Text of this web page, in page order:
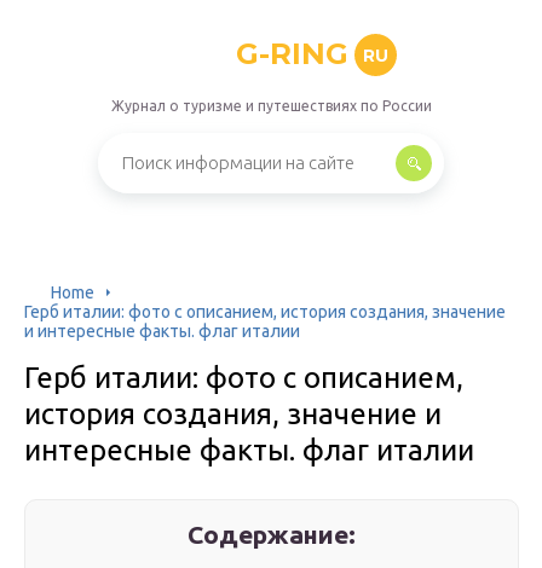
G-RING RU
Журнал о туризме и путешествиях по России
Home
Герб италии: фото с описанием, история создания, значение
и интересные факты. флаг италии
Герб италии: фото с описанием,
история создания, значение и
интересные факты. флаг италии
Содержание: